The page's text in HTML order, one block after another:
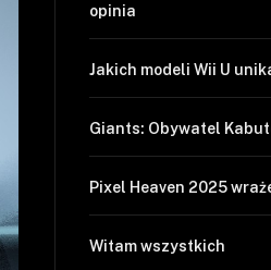
opinia
Jakich modeli Wii U
Giants: Obywatel
Pixel Heaven 2025
Witam wszystkich